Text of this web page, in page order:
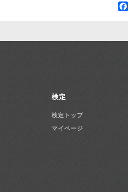
検定
検定トップ
マイページ